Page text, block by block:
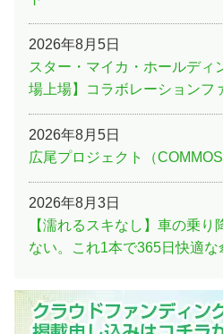
2026年8月5日
スター・マイカ・ホールディ
場上場】コラボレーションフ
2026年8月5日
広尾プロジェクト（
2026年8月3日
【濡れるスキなし】車の乗り
ない。これ1本で365日快適な